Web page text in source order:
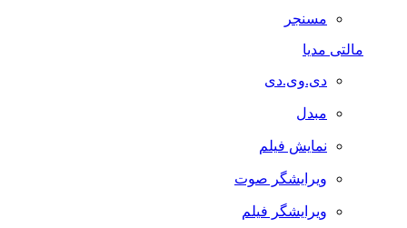
مسنجر
مالتی مدیا
دی.وی.دی
مبدل
نمایش فیلم
ویرایشگر صوت
ویرایشگر فیلم